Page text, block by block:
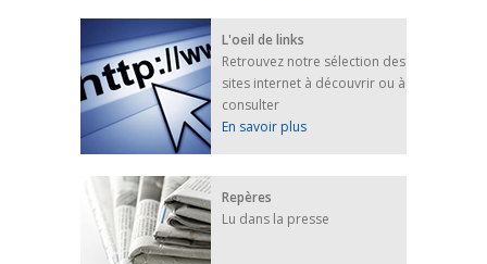
L'oeil de links
Retrouvez notre sélection des
sites internet à découvrir ou à
consulter
En savoir plus
Repères
Lu dans la presse